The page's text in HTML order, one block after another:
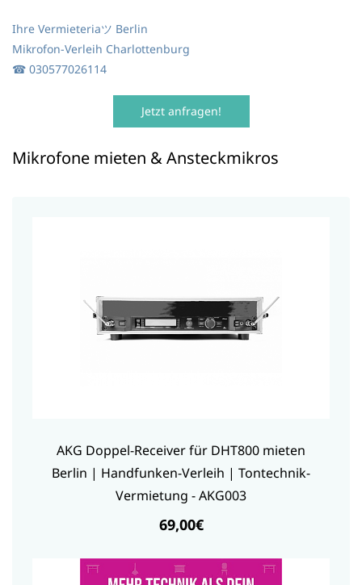
Ihre Vermieteriaツ Berlin
Mikrofon-Verleih Charlottenburg
☎ 030577026114
Jetzt anfragen!
Mikrofone mieten & Ansteckmikros
AKG Doppel-Receiver für DHT800 mieten
Berlin | Handfunken-Verleih | Tontechnik-
Vermietung - AKG003
69,00€